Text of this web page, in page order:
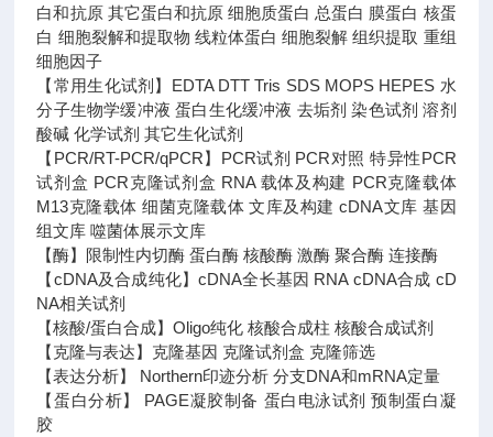
白和抗原 其它蛋白和抗原 细胞质蛋白 总蛋白 膜蛋白 核蛋
白 细胞裂解和提取物 线粒体蛋白 细胞裂解 组织提取 重组
细胞因子
【常用生化试剂】EDTA DTT Tris SDS MOPS HEPES 水
分子生物学缓冲液 蛋白生化缓冲液 去垢剂 染色试剂 溶剂
酸碱 化学试剂 其它生化试剂
【PCR/RT-PCR/qPCR】PCR试剂 PCR对照 特异性PCR
试剂盒 PCR克隆试剂盒 RNA 载体及构建 PCR克隆载体
M13克隆载体 细菌克隆载体 文库及构建 cDNA文库 基因
组文库 噬菌体展示文库
【酶】限制性内切酶 蛋白酶 核酸酶 激酶 聚合酶 连接酶
【cDNA及合成纯化】cDNA全长基因 RNA cDNA合成 cD
NA相关试剂
【核酸/蛋白合成】Oligo纯化 核酸合成柱 核酸合成试剂
【克隆与表达】克隆基因 克隆试剂盒 克隆筛选
【表达分析】 Northern印迹分析 分支DNA和mRNA定量
【蛋白分析】 PAGE凝胶制备 蛋白电泳试剂 预制蛋白凝
胶